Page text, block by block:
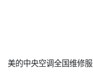
美的中央空调全国维修